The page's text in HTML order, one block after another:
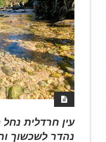
עין חרדלית
נהדר לשכשוך